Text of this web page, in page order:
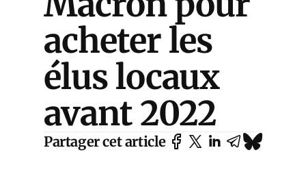
acheter les
élus locaux
avant 2022
Partager cet article